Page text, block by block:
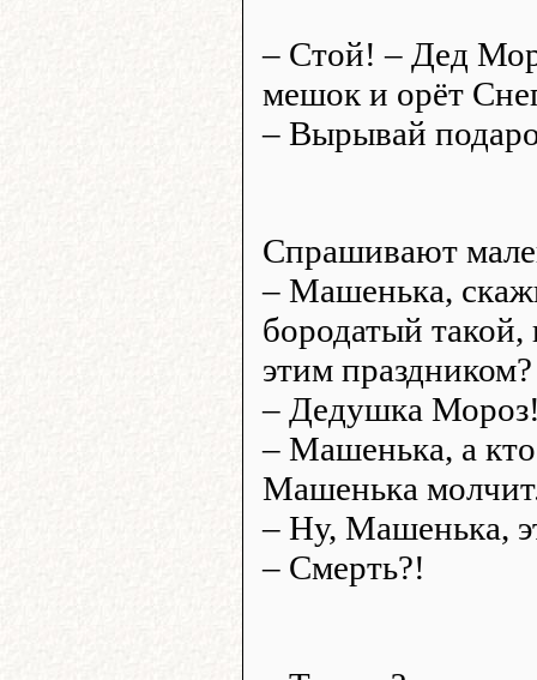
– Стой! – Дед
мешок и орёт
– Вырывай
Спрашивают
– Машенька,
бородатый такой,
этим праздником?
– Дедушка
– Машенька, а
Машенька
– Ну, Машенька,
– Смерть?!